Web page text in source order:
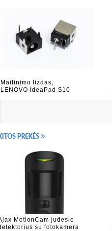
Maitinimo lizdas,
LENOVO IdeaPad S10
PREKĖS
MotionCam judesio
su fotokamera